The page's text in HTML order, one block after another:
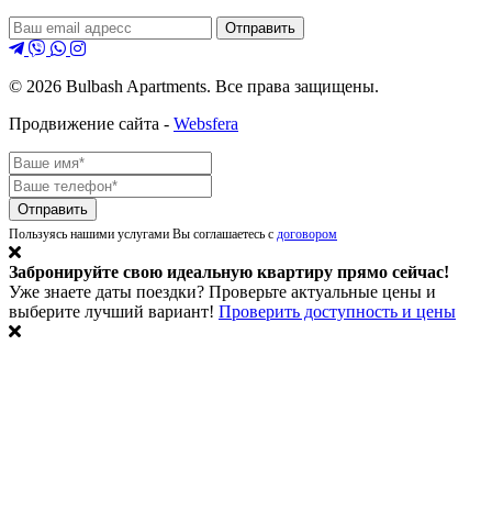
Отправить
© 2026 Bulbash Apartments. Все права защищены.
Продвижение сайта - Websfera
Пользуясь нашими услугами Вы соглашаетесь с договором
Забронируйте свою идеальную квартиру прямо сейчас!
Уже знаете даты поездки? Проверьте актуальные цены и
выберите лучший вариант! Проверить доступность и цены